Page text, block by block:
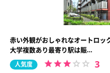
赤い外観がおしゃれなオートロ
大学複数あり最寄り駅は賑…
人気度 3